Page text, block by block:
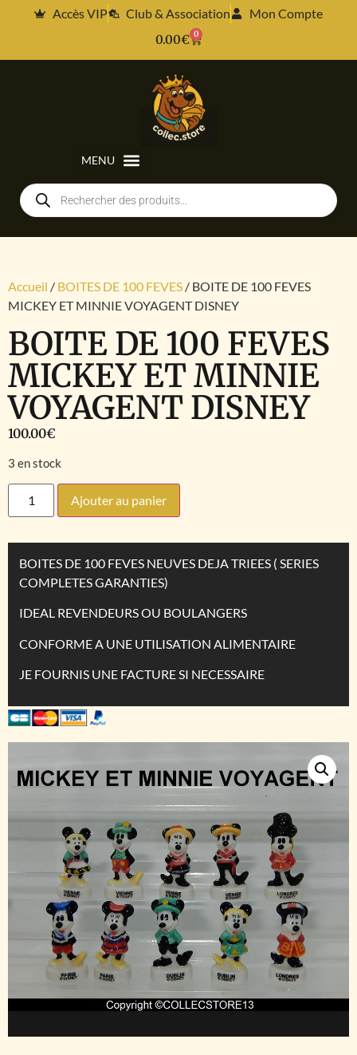
Accès VIP Club & Association
Mon Compte
0.00€ 0
Accueil / BOITES DE 100 FEVES / BOITE DE 100 FEVES
MICKEY ET MINNIE VOYAGENT DISNEY
BOITE DE 100 FEVES
MICKEY ET MINNIE
VOYAGENT DISNEY
100.00€
3 en stock
Ajouter au panier
BOITES DE 100 FEVES NEUVES DEJA TRIEES ( SERIES
COMPLETES GARANTIES)
IDEAL REVENDEURS OU BOULANGERS
CONFORME A UNE UTILISATION ALIMENTAIRE
JE FOURNIS UNE FACTURE SI NECESSAIRE